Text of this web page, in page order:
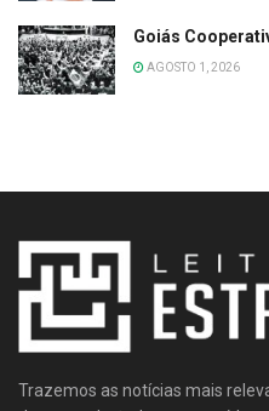
Goiás
AGOSTO 1, 2026
Trazemos as notícias mais